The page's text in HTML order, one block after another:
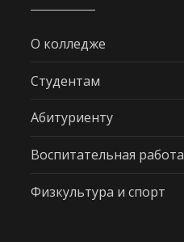
О колледже
Студентам
Абитуриенту
Воспитательная работа
Физкультура и спорт